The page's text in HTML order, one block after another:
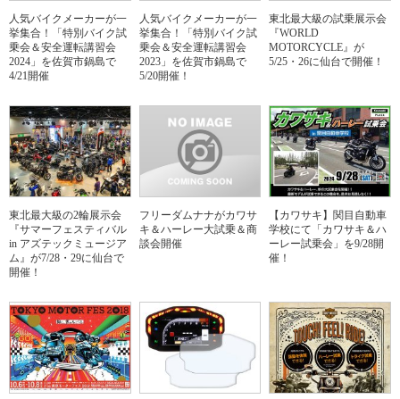
人気バイクメーカーが一
挙集合！「特別バイク試
乗会＆安全運転講習会
2024」を佐賀市鍋島で
4/21開催
人気バイクメーカーが一
挙集合！「特別バイク試
乗会＆安全運転講習会
2023」を佐賀市鍋島で
5/20開催！
東北最大級の試乗展示会
『WORLD
MOTORCYCLE』が
5/25・26に仙台で開催！
東北最大級の2輪展示会
『サマーフェスティバル
in アズテックミュージア
ム』が7/28・29に仙台で
開催！
フリーダムナナがカワサ
キ＆ハーレー大試乗＆商
談会開催
【カワサキ】関目自動車
学校にて「カワサキ＆ハ
ーレー試乗会」を9/28開
催！